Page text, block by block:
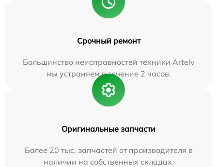
Срочный ремонт
Большинство неисправностей техники Artelv
мы устраняем в течение 2 часов.
Оригинальные запчасти
Более 20 тыс. запчастей от производителя в
наличии на собственных складах.